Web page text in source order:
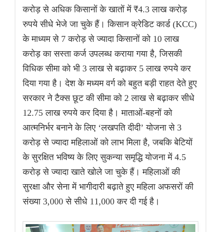
करोड़ से अधिक किसानों के खातों में ₹4.3 लाख करोड़
रुपये सीधे भेजे जा चुके हैं। किसान क्रेडिट कार्ड (KCC)
के माध्यम से 7 करोड़ से ज्यादा किसानों को 10 लाख
करोड़ का सस्ता कर्ज उपलब्ध कराया गया है, जिसकी
विधिक सीमा को भी 3 लाख से बढ़ाकर 5 लाख रुपये कर
दिया गया है। देश के मध्यम वर्ग को बहुत बड़ी राहत देते हुए
सरकार ने टैक्स छूट की सीमा को 2 लाख से बढ़ाकर सीधे
12.75 लाख रुपये कर दिया है। माताओं-बहनों को
आत्मनिर्भर बनाने के लिए ‘लखपति दीदी’ योजना से 3
करोड़ से ज्यादा महिलाओं को लाभ मिला है, जबकि बेटियों
के सुरक्षित भविष्य के लिए सुकन्या समृद्धि योजना में 4.5
करोड़ से ज्यादा खाते खोले जा चुके हैं। महिलाओं की
सुरक्षा और सेना में भागीदारी बढ़ाते हुए महिला अफसरों की
संख्या 3,000 से सीधे 11,000 कर दी गई है।